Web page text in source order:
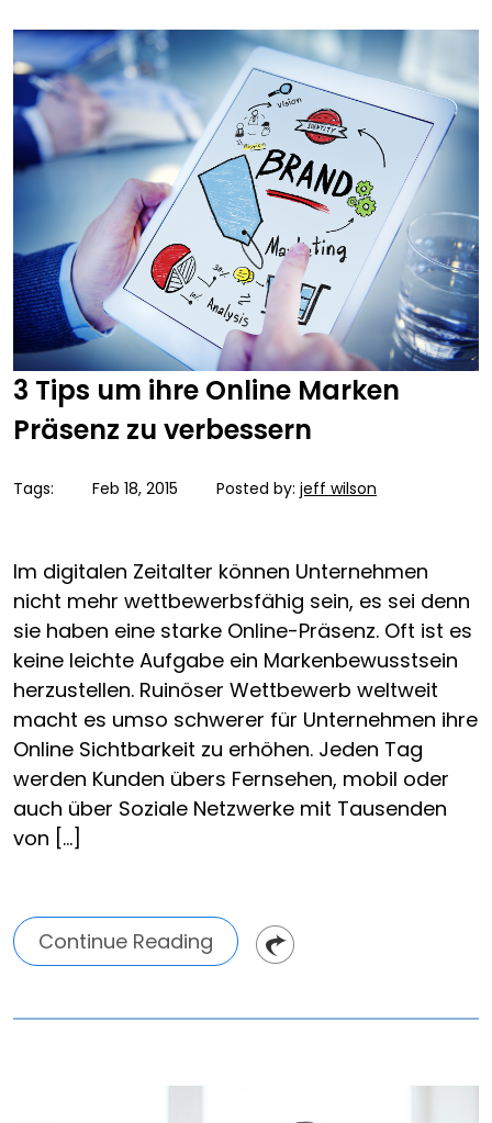
3 Tips um ihre Online Marken
Präsenz zu verbessern
Tags: Feb 18, 2015 Posted by: jeff wilson
Im digitalen Zeitalter können Unternehmen
nicht mehr wettbewerbsfähig sein, es sei denn
sie haben eine starke Online-Präsenz. Oft ist es
keine leichte Aufgabe ein Markenbewusstsein
herzustellen. Ruinöser Wettbewerb weltweit
macht es umso schwerer für Unternehmen ihre
Online Sichtbarkeit zu erhöhen. Jeden Tag
werden Kunden übers Fernsehen, mobil oder
auch über Soziale Netzwerke mit Tausenden
von […]
Continue Reading